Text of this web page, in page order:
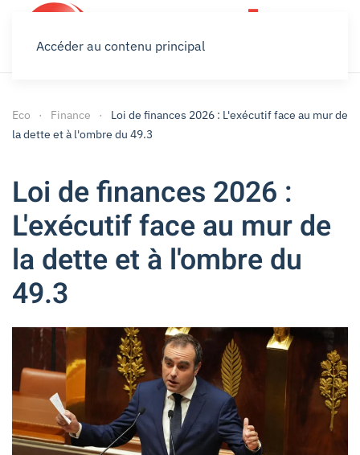
Accéder au contenu principal
Eco Finance
Loi de finances 2026 : L'exécutif face au mur de
la dette et à l'ombre du 49.3
Loi de finances 2026 :
L'exécutif face au mur de
la dette et à l'ombre du
49.3